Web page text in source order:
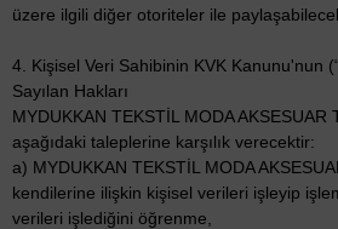
üzere ilgili diğer otoriteler ile
4. Kişisel Veri Sahibinin KVK Kanunu'nun
Sayılan Hakları
MYDUKKAN TEKSTİL MODA AKSESUAR
aşağıdaki taleplerine karşılık verecektir:
a) MYDUKKAN TEKSTİL MODA
kendilerine ilişkin kişisel verileri işleyip
verileri işlediğini öğrenme,